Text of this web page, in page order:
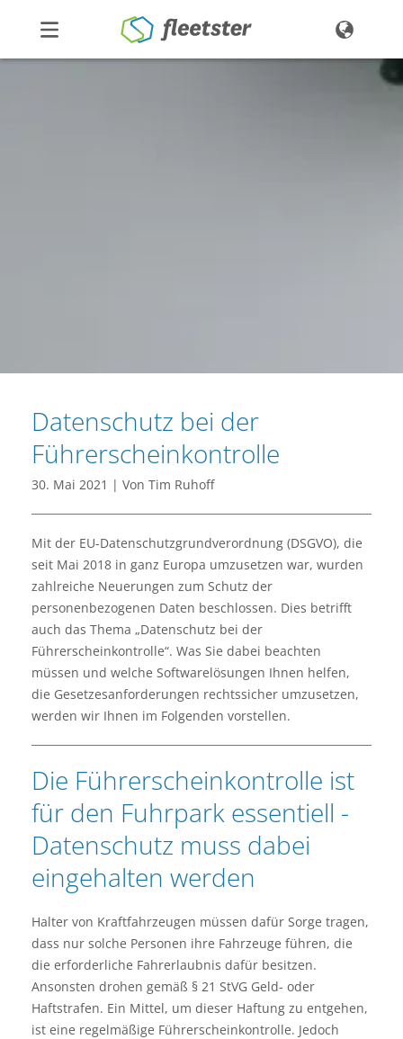
Datenschutz bei der
Führerscheinkontrolle
30. Mai 2021 | Von Tim Ruhoff
Mit der EU-Datenschutzgrundverordnung (DSGVO), die
seit Mai 2018 in ganz Europa umzusetzen war, wurden
zahlreiche Neuerungen zum Schutz der
personenbezogenen Daten beschlossen. Dies betrifft
auch das Thema „Datenschutz bei der
Führerscheinkontrolle“. Was Sie dabei beachten
müssen und welche Softwarelösungen Ihnen helfen,
die Gesetzesanforderungen rechtssicher umzusetzen,
werden wir Ihnen im Folgenden vorstellen.
Die Führerscheinkontrolle ist
für den Fuhrpark essentiell -
Datenschutz muss dabei
eingehalten werden
Halter von Kraftfahrzeugen müssen dafür Sorge tragen,
dass nur solche Personen ihre Fahrzeuge führen, die
die erforderliche Fahrerlaubnis dafür besitzen.
Ansonsten drohen gemäß § 21 StVG Geld- oder
Haftstrafen. Ein Mittel, um dieser Haftung zu entgehen,
ist eine regelmäßige Führerscheinkontrolle. Jedoch